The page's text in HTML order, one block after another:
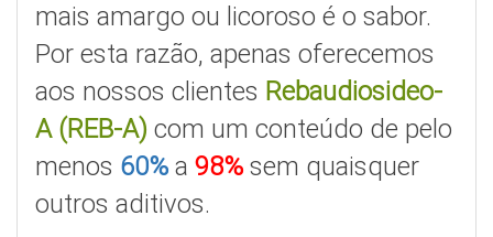
mais amargo ou licoroso é o sabor.
Por esta razão, apenas oferecemos
aos nossos clientes Rebaudiosideo-
A (REB-A) com um conteúdo de pelo
menos 60% a 98% sem quaisquer
outros aditivos.